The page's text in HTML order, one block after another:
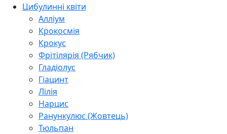
Цибулинні квіти
Алліум
Крокосмія
Крокус
Фрітілярія (Рябчик)
Гладіолус
Гіацинт
Лілія
Нарцис
Ранункулюс (Жовтець)
Тюльпан